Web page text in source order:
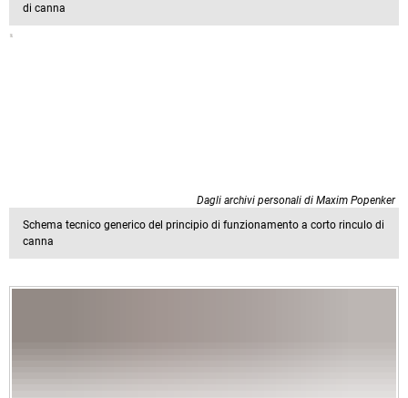
di canna
Dagli archivi personali di Maxim Popenker
Schema tecnico generico del principio di funzionamento a corto rinculo di
canna